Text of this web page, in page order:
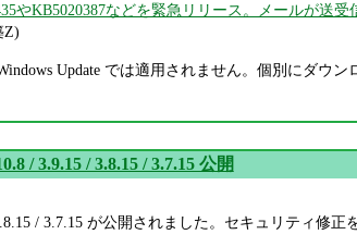
やKB5020387などを緊急リリース。メールが送
Z)
Update では適用されません。個別にダウン
/ 3.9.15 / 3.8.15 / 3.7.15 公開
/ 3.7.15 が公開されました。セキュリティ修正